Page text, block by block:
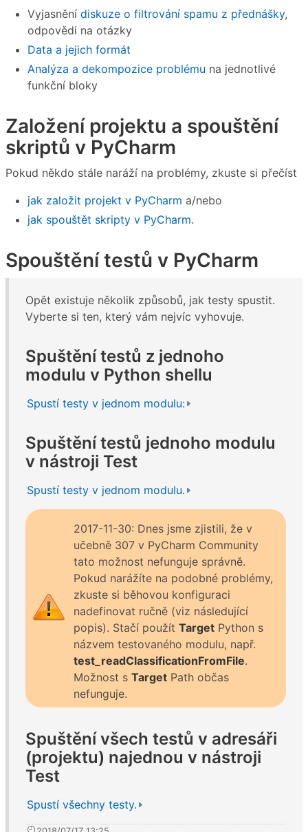
Vyjasnění diskuze o filtrování spamu z přednášky,
odpovědi na otázky
Data a jejich formát
Analýza a dekompozice problému na jednotlivé
funkční bloky
Založení projektu a spouštění
skriptů v PyCharm
Pokud někdo stále naráží na problémy, zkuste si přečíst
jak založit projekt v PyCharm a/nebo
jak spouštět skripty v PyCharm.
Spouštění testů v PyCharm
Opět existuje několik způsobů, jak testy spustit.
Vyberte si ten, který vám nejvíc vyhovuje.
Spuštění testů z jednoho
modulu v Python shellu
Spustí testy v jednom modulu:
Spuštění testů jednoho modulu
v nástroji Test
Spustí testy v jednom modulu.
2017-11-30: Dnes jsme zjistili, že v
učebně 307 v PyCharm Community
tato možnost nefunguje správně.
Pokud narážíte na podobné problémy,
zkuste si běhovou konfiguraci
nadefinovat ručně (viz následující
popis). Stačí použít Target Python s
názvem testovaného modulu, např.
test_readClassificationFromFile.
Možnost s Target Path občas
nefunguje.
Spuštění všech testů v adresáři
(projektu) najednou v nástroji
Test
Spustí všechny testy.